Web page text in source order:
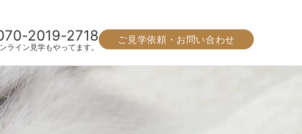
2019-2718
ライン見学もやってます。
ご見学依頼・お問い合わせ